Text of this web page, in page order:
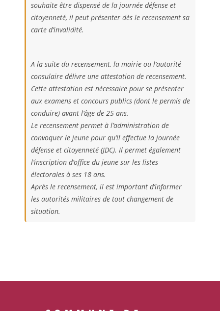
souhaite être dispensé de la journée défense et
citoyenneté, il peut présenter dès le recensement sa
carte d’invalidité.
A la suite du recensement, la mairie ou l’autorité
consulaire délivre une attestation de recensement.
Cette attestation est nécessaire pour se présenter
aux examens et concours publics (dont le permis de
conduire) avant l’âge de 25 ans.
Le recensement permet à l’administration de
convoquer le jeune pour qu’il effectue la journée
défense et citoyenneté (JDC). Il permet également
l’inscription d’office du jeune sur les listes
électorales à ses 18 ans.
Après le recensement, il est important d’informer
les autorités militaires de tout changement de
situation.